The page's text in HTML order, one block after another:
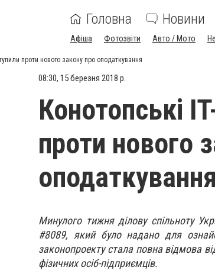
Головна Новини
Афіша Фотозвіти Авто / Мото
проти нового закону про оподаткування
08:30, 15 березня 2018 р.
Конотопські
проти нового
оподаткування
Минулого тижня ділову спільноту
#8089, який було надано для
законопроекту стала повна відмова
фізичних осіб-підприємців.